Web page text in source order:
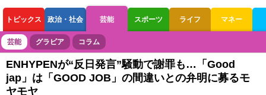
トピックス 政治・社会 芸能 スポーツ ライフ マネー
ボートレース 競輪 オートレース
芸能 グラビア コラム
ENHYPENが“反日発言”騒動で謝罪も…「Good
jap」は「GOOD JOB」の間違いとの弁明に募るモ
ヤモヤ